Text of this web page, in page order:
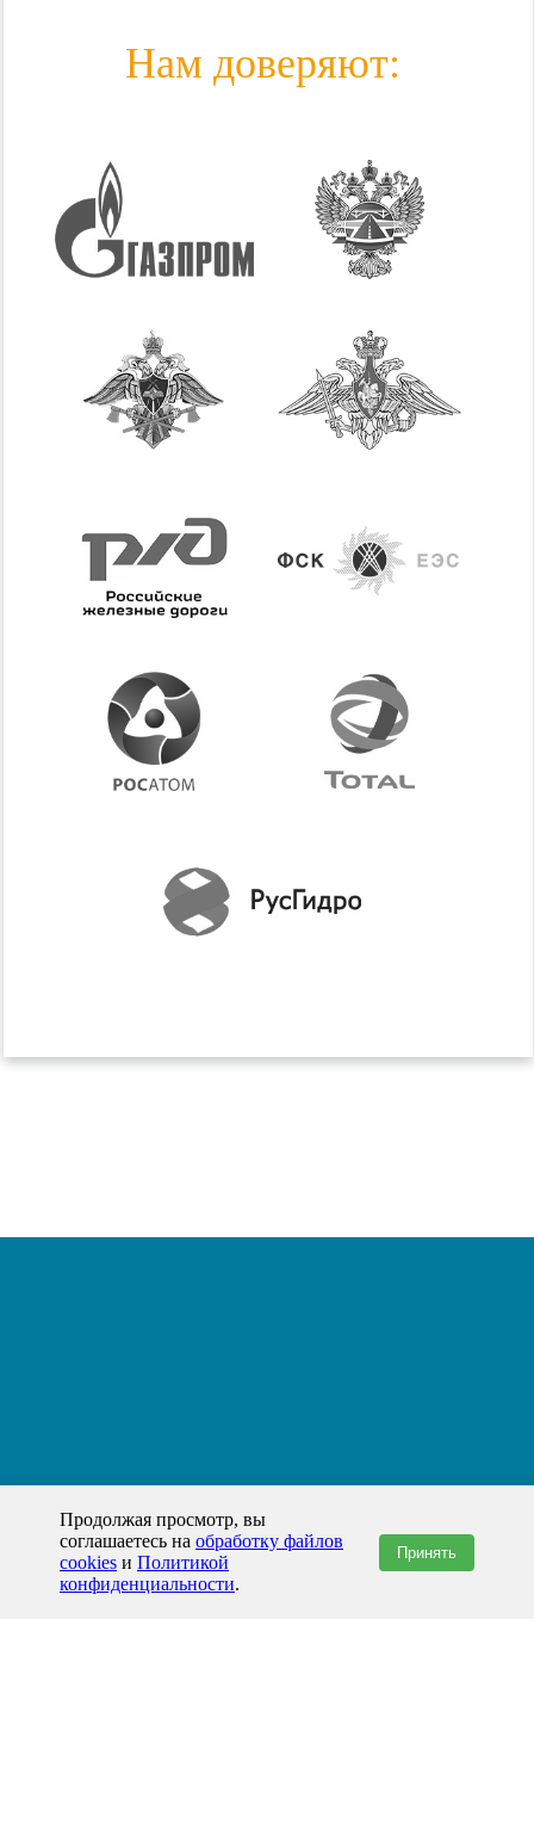
Нам доверяют:
Продолжая просмотр, вы
соглашаетесь на обработку файлов
cookies и Политикой
конфиденциальности.
Принять